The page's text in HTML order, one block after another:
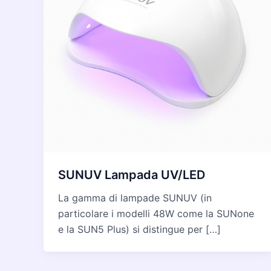
SUNUV Lampada UV/LED
La gamma di lampade SUNUV (in
particolare i modelli 48W come la SUNone
e la SUN5 Plus) si distingue per […]